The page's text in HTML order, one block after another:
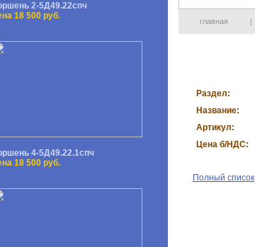
2-5Д49.22спч
18 500 руб.
4-5Д49.22.1спч
18 500 руб.
главная |
Раздел:
Название:
Артикул:
Цена б/НДС:
Полный список